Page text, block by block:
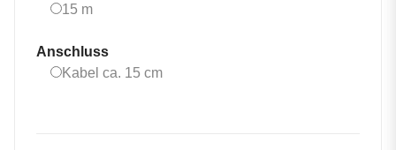
15 m15 m
Anschluss
Kabel ca. 15 cmKabel ca. 15 cm